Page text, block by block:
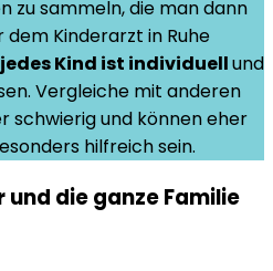
zu sammeln, die man dann
Kinderarzt in Ruhe
jedes Kind ist individuellund
Vergleiche mit anderen
schwierig und können eher
hilfreich sein.
die ganze Familie